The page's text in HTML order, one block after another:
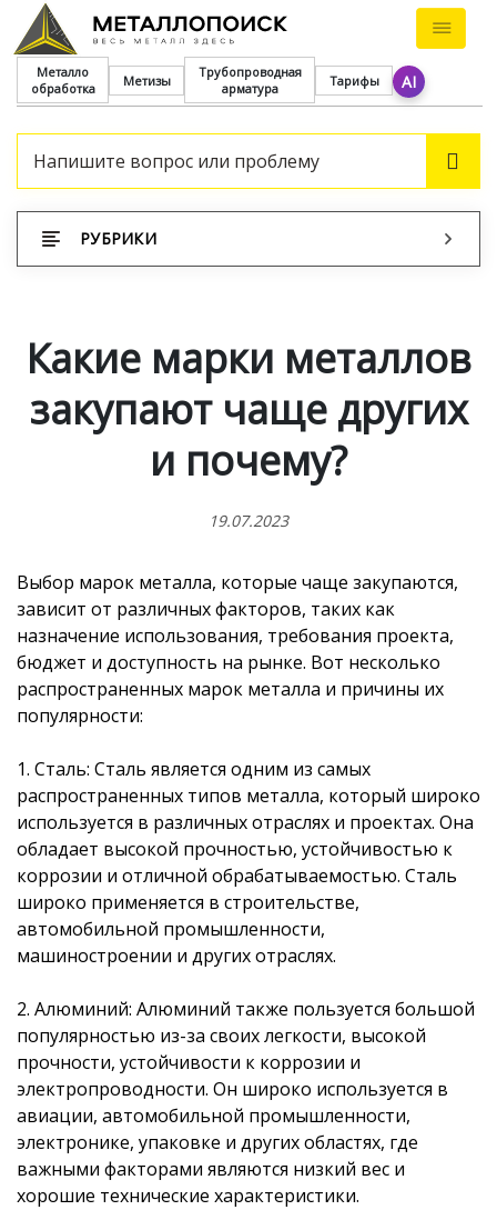
Металло
обработка
Метизы
Трубопроводная
арматура
Тарифы AI
РУБРИКИ
Какие марки металлов
закупают чаще других
и почему?
19.07.2023
Выбор марок металла, которые чаще закупаются,
зависит от различных факторов, таких как
назначение использования, требования проекта,
бюджет и доступность на рынке. Вот несколько
распространенных марок металла и причины их
популярности:
1. Сталь: Сталь является одним из самых
распространенных типов металла, который широко
используется в различных отраслях и проектах. Она
обладает высокой прочностью, устойчивостью к
коррозии и отличной обрабатываемостью. Сталь
широко применяется в строительстве,
автомобильной промышленности,
машиностроении и других отраслях.
2. Алюминий: Алюминий также пользуется большой
популярностью из-за своих легкости, высокой
прочности, устойчивости к коррозии и
электропроводности. Он широко используется в
авиации, автомобильной промышленности,
электронике, упаковке и других областях, где
важными факторами являются низкий вес и
хорошие технические характеристики.